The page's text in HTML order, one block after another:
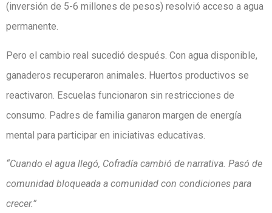
(inversión de 5-6 millones de pesos) resolvió acceso a agua
permanente.
Pero el cambio real sucedió después. Con agua disponible,
ganaderos recuperaron animales. Huertos productivos se
reactivaron. Escuelas funcionaron sin restricciones de
consumo. Padres de familia ganaron margen de energía
mental para participar en iniciativas educativas.
“Cuando el agua llegó, Cofradía cambió de narrativa. Pasó de
comunidad bloqueada a comunidad con condiciones para
crecer.”